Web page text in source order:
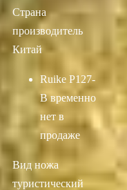
Страна
производитель
Китай
Ruike P127-
B временно
нет в
продаже
Вид ножа
туристический